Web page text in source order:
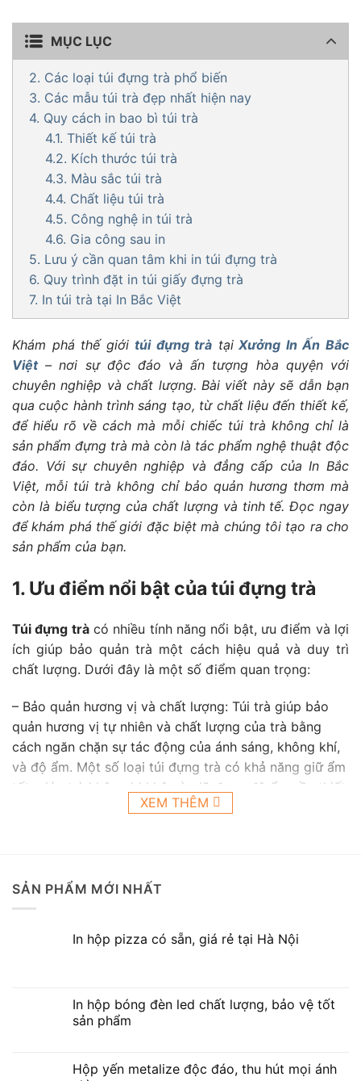
MỤC LỤC
2. Các loại túi đựng trà phổ biến
3. Các mẫu túi trà đẹp nhất hiện nay
4. Quy cách in bao bì túi trà
4.1. Thiết kế túi trà
4.2. Kích thước túi trà
4.3. Màu sắc túi trà
4.4. Chất liệu túi trà
4.5. Công nghệ in túi trà
4.6. Gia công sau in
5. Lưu ý cần quan tâm khi in túi đựng trà
6. Quy trình đặt in túi giấy đựng trà
7. In túi trà tại In Bắc Việt
Khám phá thế giớitúi đựng trà tạiXưởng In Ấn Bắc
Việt– nơi sự độc đáo và ấn tượng hòa quyện với
chuyên nghiệp và chất lượng. Bài viết này sẽ dẫn bạn
qua cuộc hành trình sáng tạo, từ chất liệu đến thiết kế,
để hiểu rõ về cách mà mỗi chiếc túi trà không chỉ là
sản phẩm đựng trà mà còn là tác phẩm nghệ thuật độc
đáo. Với sự chuyên nghiệp và đẳng cấp của In Bắc
Việt, mỗi túi trà không chỉ bảo quản hương thơm mà
còn là biểu tượng của chất lượng và tinh tế. Đọc ngay
để khám phá thế giới đặc biệt mà chúng tôi tạo ra cho
sản phẩm của bạn.
1. Ưu điểm nổi bật của túi đựng trà
Túi đựng tràcó nhiều tính năng nổi bật, ưu điểm và lợi
ích giúp bảo quản trà một cách hiệu quả và duy trì
chất lượng. Dưới đây là một số điểm quan trọng:
– Bảo quản hương vị và chất lượng: Túi trà giúp bảo
quản hương vị tự nhiên và chất lượng của trà bằng
cách ngăn chặn sự tác động của ánh sáng, không khí,
và độ ẩm. Một số loại túi đựng trà có khả năng giữ ẩm
tốt, giúp trà không bị khô và giữ được độ ẩm cần thiết
để duy trì hương vị tốt nhất.
xâm nhập vào túi, giúp trà không bị ô nhiễm mùi khác.
thiết kế để sử dụng dễ dàng, với nhiều loại túi có thể
trong thời gian dài mà không làm giảm chất lượng của
XEM THÊM
SẢN PHẨM MỚI NHẤT
In hộp pizza có sẵn, giá rẻ tại Hà Nội
In hộp bóng đèn led chất lượng, bảo vệ tốt
sản phẩm
Hộp yến metalize độc đáo, thu hút mọi ánh